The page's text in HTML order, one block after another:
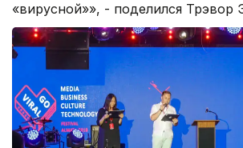
«вирусной»», - поделился Трэвор